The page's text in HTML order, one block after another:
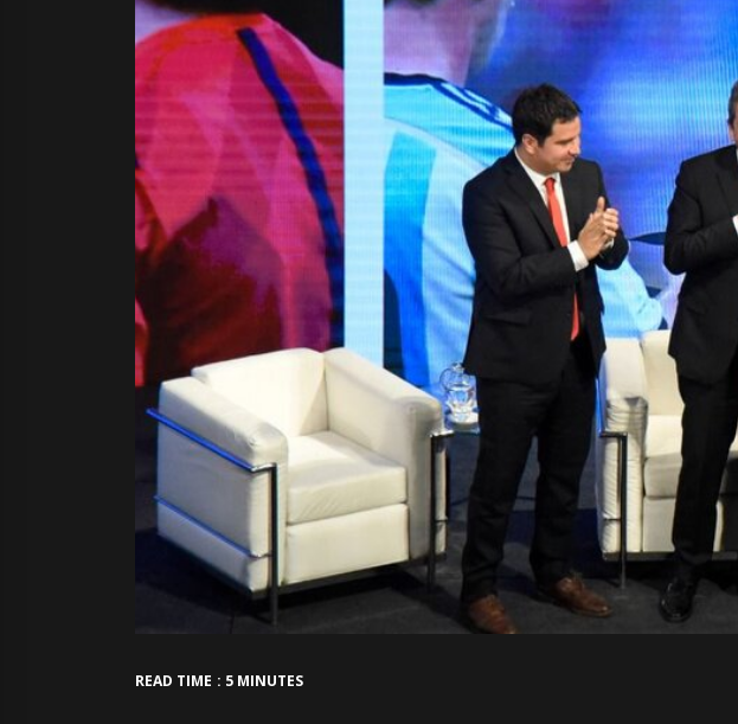
READ TIME : 5 MINUTES